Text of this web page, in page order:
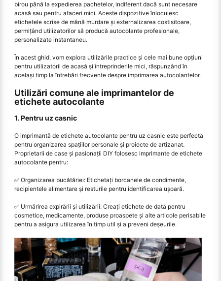
birou până la expedierea pachetelor, indiferent dacă sunt necesare
acasă sau pentru afaceri mici. Aceste dispozitive înlocuiesc
etichetele scrise de mână murdare și externalizarea costisitoare,
permițând utilizatorilor să producă autocolante profesionale,
personalizate instantaneu.
În acest ghid, vom explora utilizările practice și cele mai bune opțiuni
pentru utilizatorii de acasă și întreprinderile mici, răspunzând în
același timp la întrebări frecvente despre imprimarea autocolantelor.
Utilizări comune ale imprimantelor de
etichete autocolante
1. Pentru uz casnic
O imprimantă de etichete autocolante pentru uz casnic este perfectă
pentru organizarea spațiilor personale și proiecte de artizanat.
Proprietarii de case și pasionații DIY folosesc imprimante de etichete
autocolante pentru:
✅ Organizarea bucătăriei: Etichetați borcanele de condimente,
recipientele alimentare și resturile pentru identificarea ușoară.
✅ Urmărirea expirării și utilizării: Creați etichete de dată pentru
cosmetice, medicamente, produse proaspete și alte articole perisabile
pentru a asigura utilizarea în timp util și a preveni deșeurile.